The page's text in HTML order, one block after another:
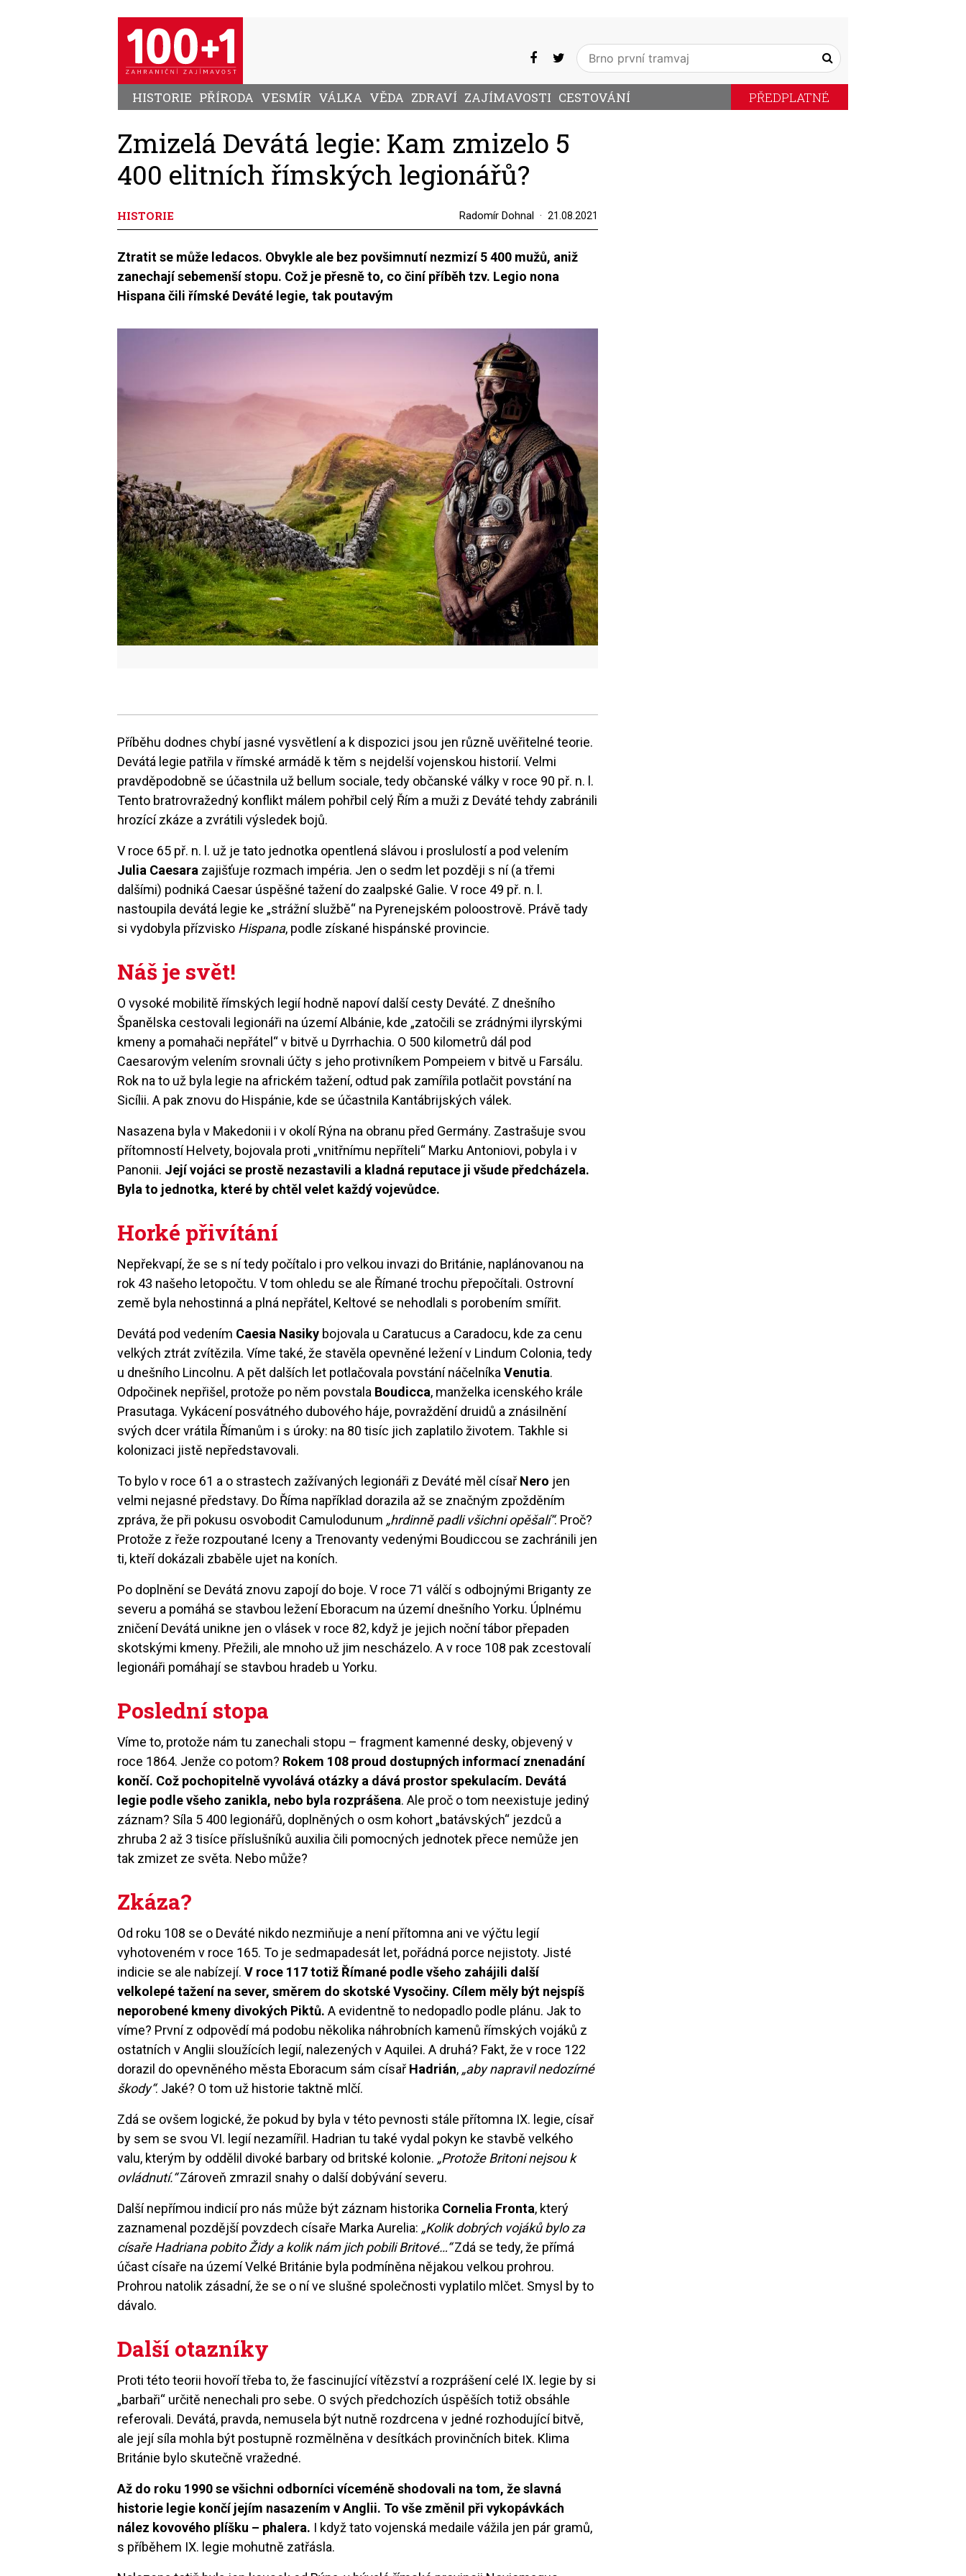
HISTORIE PŘÍRODA VESMÍR VÁLKA VĚDA ZDRAVÍ ZAJÍMAVOSTI CESTOVÁNÍ PŘEDPLATNÉ
Zmizelá Devátá legie: Kam zmizelo 5
400 elitních římských legionářů?
HISTORIE Radomír Dohnal 21.08.2021
Ztratit se může ledacos. Obvykle ale bez povšimnutí nezmizí 5 400 mužů, aniž
zanechají sebemenší stopu. Což je přesně to, co činí příběh tzv. Legio nona
Hispana čili římské Deváté legie, tak poutavým
Příběhu dodnes chybí jasné vysvětlení a k dispozici jsou jen různě uvěřitelné teorie.
Devátá legie patřila v římské armádě k těm s nejdelší vojenskou historií. Velmi
pravděpodobně se účastnila už bellum sociale, tedy občanské války v roce 90 př. n. l.
Tento bratrovražedný konflikt málem pohřbil celý Řím a muži z Deváté tehdy zabránili
hrozící zkáze a zvrátili výsledek bojů.
V roce 65 př. n. l. už je tato jednotka opentlená slávou i proslulostí a pod velením
Julia Caesara zajišťuje rozmach impéria. Jen o sedm let později s ní (a třemi
dalšími) podniká Caesar úspěšné tažení do zaalpské Galie. V roce 49 př. n. l.
nastoupila devátá legie ke „strážní službě“ na Pyrenejském poloostrově. Právě tady
si vydobyla přízvisko Hispana, podle získané hispánské provincie.
Náš je svět!
O vysoké mobilitě římských legií hodně napoví další cesty Deváté. Z dnešního
Španělska cestovali legionáři na území Albánie, kde „zatočili se zrádnými ilyrskými
kmeny a pomahači nepřátel“ v bitvě u Dyrrhachia. O 500 kilometrů dál pod
Caesarovým velením srovnali účty s jeho protivníkem Pompeiem v bitvě u Farsálu.
Rok na to už byla legie na africkém tažení, odtud pak zamířila potlačit povstání na
Sicílii. A pak znovu do Hispánie, kde se účastnila Kantábrijských válek.
Nasazena byla v Makedonii i v okolí Rýna na obranu před Germány. Zastrašuje svou
přítomností Helvety, bojovala proti „vnitřnímu nepříteli“ Marku Antoniovi, pobyla i v
Panonii. Její vojáci se prostě nezastavili a kladná reputace ji všude předcházela.
Byla to jednotka, které by chtěl velet každý vojevůdce.
Horké přivítání
Nepřekvapí, že se s ní tedy počítalo i pro velkou invazi do Británie, naplánovanou na
rok 43 našeho letopočtu. V tom ohledu se ale Římané trochu přepočítali. Ostrovní
země byla nehostinná a plná nepřátel, Keltové se nehodlali s porobením smířit.
Devátá pod vedením Caesia Nasiky bojovala u Caratucus a Caradocu, kde za cenu
velkých ztrát zvítězila. Víme také, že stavěla opevněné ležení v Lindum Colonia, tedy
u dnešního Lincolnu. A pět dalších let potlačovala povstání náčelníkaVenutia.
Odpočinek nepřišel, protože po něm povstala Boudicca, manželka icenského krále
Prasutaga. Vykácení posvátného dubového háje, povraždění druidů a znásilnění
svých dcer vrátila Římanům i s úroky: na 80 tisíc jich zaplatilo životem. Takhle si
kolonizaci jistě nepředstavovali.
To bylo v roce 61 a o strastech zažívaných legionáři z Deváté měl císař Nero jen
velmi nejasné představy. Do Říma například dorazila až se značným zpožděním
zpráva, že při pokusu osvobodit Camulodunum „hrdinně padli všichni opěšalí“. Proč?
Protože z řeže rozpoutané Iceny a Trenovanty vedenými Boudiccou se zachránili jen
ti, kteří dokázali zbaběle ujet na koních.
Po doplnění se Devátá znovu zapojí do boje. V roce 71 válčí s odbojnými Briganty ze
severu a pomáhá se stavbou ležení Eboracum na území dnešního Yorku. Úplnému
zničení Devátá unikne jen o vlásek v roce 82, když je jejich noční tábor přepaden
skotskými kmeny. Přežili, ale mnoho už jim nescházelo. A v roce 108 pak zcestovalí
legionáři pomáhají se stavbou hradeb u Yorku.
Poslední stopa
Víme to, protože nám tu zanechali stopu – fragment kamenné desky, objevený v
roce 1864. Jenže co potom? Rokem 108 proud dostupných informací znenadání
končí. Což pochopitelně vyvolává otázky a dává prostor spekulacím. Devátá
legie podle všeho zanikla, nebo byla rozprášena. Ale proč o tom neexistuje jediný
záznam? Síla 5 400 legionářů, doplněných o osm kohort „batávských“ jezdců a
zhruba 2 až 3 tisíce příslušníků auxilia čili pomocných jednotek přece nemůže jen
tak zmizet ze světa. Nebo může?
Zkáza?
Od roku 108 se o Deváté nikdo nezmiňuje a není přítomna ani ve výčtu legií
vyhotoveném v roce 165. To je sedmapadesát let, pořádná porce nejistoty. Jisté
indicie se ale nabízejí.V roce 117 totiž Římané podle všeho zahájili další
velkolepé tažení na sever, směrem do skotské Vysočiny. Cílem měly být nejspíš
neporobené kmeny divokých Piktů. A evidentně to nedopadlo podle plánu. Jak to
víme? První z odpovědí má podobu několika náhrobních kamenů římských vojáků z
ostatních v Anglii sloužících legií, nalezených v Aquilei. A druhá? Fakt, že v roce 122
dorazil do opevněného města Eboracum sám císař Hadrián, „aby napravil nedozírné
škody“. Jaké? O tom už historie taktně mlčí.
Zdá se ovšem logické, že pokud by byla v této pevnosti stále přítomna IX. legie, císař
by sem se svou VI. legií nezamířil. Hadrian tu také vydal pokyn ke stavbě velkého
valu, kterým by oddělil divoké barbary od britské kolonie. „Protože Britoni nejsou k
ovládnutí.“Zároveň zmrazil snahy o další dobývání severu.
Další nepřímou indicií pro nás může být záznam historika Cornelia Fronta, který
zaznamenal pozdější povzdech císaře Marka Aurelia: „Kolik dobrých vojáků bylo za
císaře Hadriana pobito Židy a kolik nám jich pobili Britové…“Zdá se tedy, že přímá
účast císaře na území Velké Británie byla podmíněna nějakou velkou prohrou.
Prohrou natolik zásadní, že se o ní ve slušné společnosti vyplatilo mlčet. Smysl by to
dávalo.
Další otazníky
Proti této teorii hovoří třeba to, že fascinující vítězství a rozprášení celé IX. legie by si
„barbaři“ určitě nenechali pro sebe. O svých předchozích úspěších totiž obsáhle
referovali. Devátá, pravda, nemusela být nutně rozdrcena v jedné rozhodující bitvě,
ale její síla mohla být postupně rozmělněna v desítkách provinčních bitek. Klima
Británie bylo skutečně vražedné.
Až do roku 1990 se všichni odborníci víceméně shodovali na tom, že slavná
historie legie končí jejím nasazením v Anglii. To vše změnil při vykopávkách
nález kovového plíšku – phalera. I když tato vojenská medaile vážila jen pár gramů,
s příběhem IX. legie mohutně zatřásla.